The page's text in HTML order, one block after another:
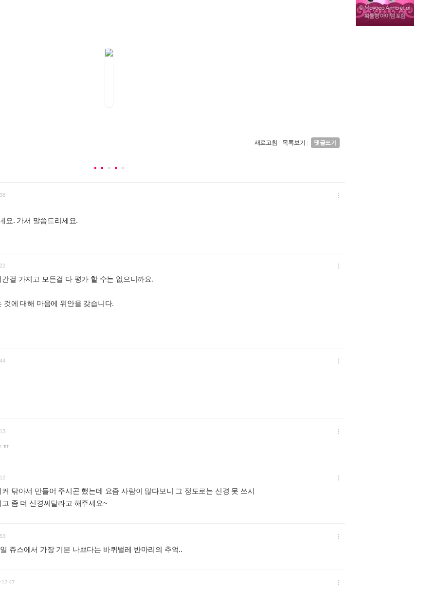
새로고침 | 목록보기 | 댓글쓰기
요. 가서 말씀드리세요.

걸 가지고 모든걸 다 평가 할 수는 없으니까요.
것에 대해 마음에 위안을 갖습니다.


ㅠ

닦아서 만들어 주시곤 했는데 요즘 사람이 많다보니 그 정도로는 신경 못 쓰시
좀 더 신경써달라고 해주세요~

쥬스에서 가장 기분 나쁘다는 바퀴벌레 반마리의 추억..

